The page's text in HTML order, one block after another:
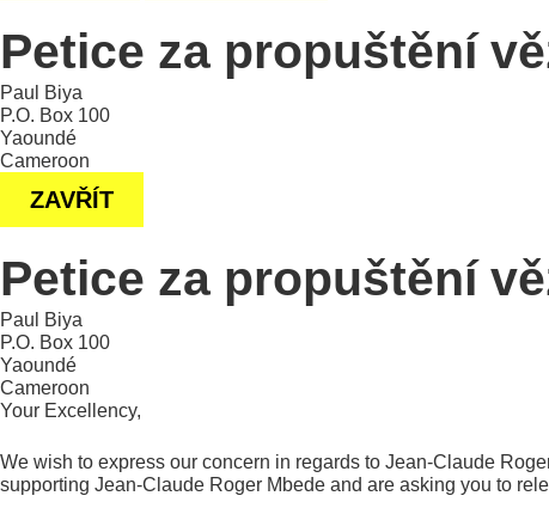
Petice za propuštění
Paul Biya
P.O. Box 100
Yaoundé
Cameroon
ZAVŘÍT
Petice za propuštění
Paul Biya
P.O. Box 100
Yaoundé
Cameroon
Your Excellency,
We wish to express our concern in regards to Jean-Claude
supporting Jean-Claude Roger Mbede and are asking you to